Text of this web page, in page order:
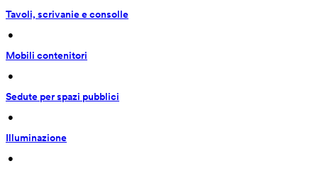
Tavoli, scrivanie e consolle
•
Mobili contenitori
•
Sedute per spazi pubblici
•
Illuminazione
•